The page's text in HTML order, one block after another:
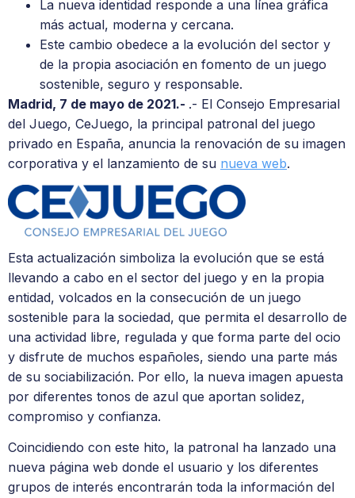
La nueva identidad responde a una línea gráfica
más actual, moderna y cercana.
Este cambio obedece a la evolución del sector y
de la propia asociación en fomento de un juego
sostenible, seguro y responsable.
Madrid, 7 de mayo de 2021.- .- El Consejo Empresarial
del Juego, CeJuego, la principal patronal del juego
privado en España, anuncia la renovación de su imagen
corporativa y el lanzamiento de su nueva web.
Esta actualización simboliza la evolución que se está
llevando a cabo en el sector del juego y en la propia
entidad, volcados en la consecución de un juego
sostenible para la sociedad, que permita el desarrollo de
una actividad libre, regulada y que forma parte del ocio
y disfrute de muchos españoles, siendo una parte más
de su sociabilización. Por ello, la nueva imagen apuesta
por diferentes tonos de azul que aportan solidez,
compromiso y confianza.
Coincidiendo con este hito, la patronal ha lanzado una
nueva página web donde el usuario y los diferentes
grupos de interés encontrarán toda la información del